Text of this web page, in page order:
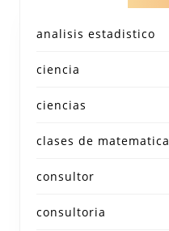
analisis estadistico
ciencia
ciencias
clases de matematica
consultor
consultoria